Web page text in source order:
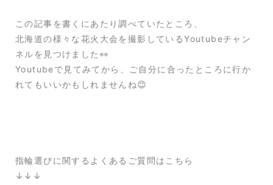
この記事を書くにあたり調べていたところ、
北海道の様々な花火大会を撮影しているYoutubeチャン
ネルを見つけました👀
Youtubeで見てみてから、ご自分に合ったところに行か
れてもいいかもしれませんね😊
指輪選びに関するよくあるご質問はこちら
↓↓↓